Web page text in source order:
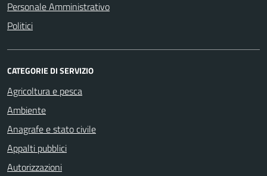
Personale Amministrativo
Politici
CATEGORIE DI SERVIZIO
Agricoltura e pesca
Ambiente
Anagrafe e stato civile
Appalti pubblici
Autorizzazioni